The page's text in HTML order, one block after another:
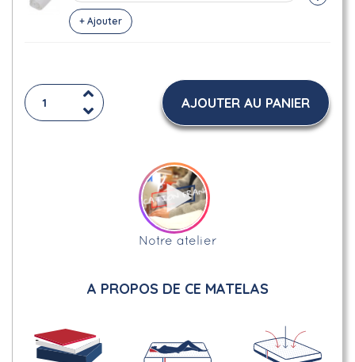
+ Ajouter
AJOUTER AU PANIER
Notre atelier
A PROPOS DE CE MATELAS